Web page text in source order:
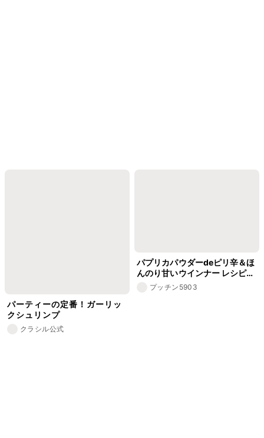
パーティーの定番！ガーリッ
クシュリンプ
クラシル公式
パプリカパウダーdeピリ辛＆ほ
んのり甘いウインナー レシピ・
作り方プッチン5903